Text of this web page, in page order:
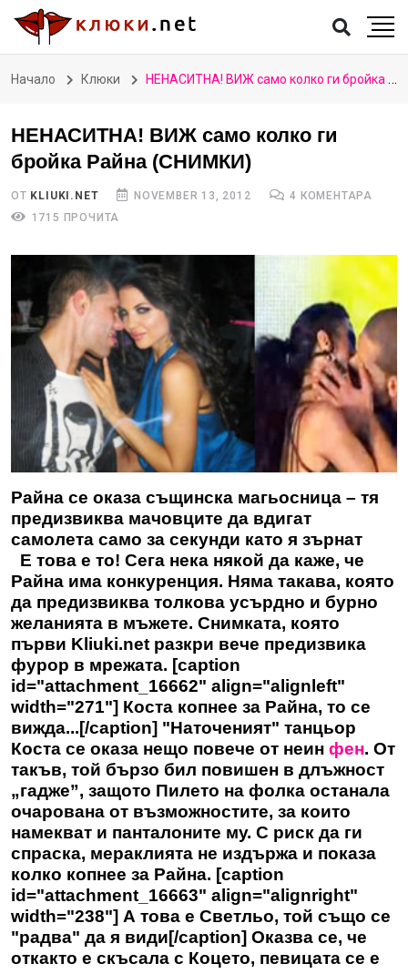
Начало Клюки НЕНАСИТНА! ВИЖ само колко ги бройка Райна (СНИМКИ)
НЕНАСИТНА! ВИЖ само колко ги
бройка Райна (СНИМКИ)
ОТ KLIUKI.NET NOVEMBER 13, 2012
4 КОМЕНТАРА
1715 ПРОЧИТА
Райна се оказа същинска магьосница – тя
предизвиква мачовците да вдигат
самолета само за секунди като я зърнат
Е това е то! Сега нека някой да каже, че
Райна има конкуренция. Няма такава, която
да предизвиква толкова усърдно и бурно
желанията в мъжете. Снимката, която
първи Kliuki.net разкри вече предизвика
фурор в мрежата. [caption
id="attachment_16662" align="alignleft"
width="271"] Коста копнее за Райна, то се
вижда...[/caption] "Наточеният" танцьор
Коста се оказа нещо повече от неин фен. От
такъв, той бързо бил повишен в длъжност
„гадже”, защото Пилето на фолка останала
очарована от възможностите, за които
намекват и панталоните му. С риск да ги
спраска, мераклията не издържа и показа
колко копнее за Райна. [caption
id="attachment_16663" align="alignright"
width="238"] А това е Светльо, той също се
"радва" да я види[/caption] Оказва се, че
откакто е скъсала с Коцето, певицата се е